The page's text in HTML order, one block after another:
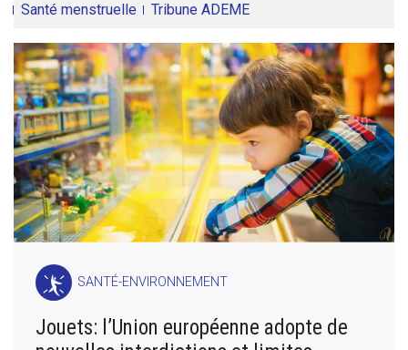
Santé menstruelle Tribune ADEME
SANTÉ-ENVIRONNEMENT
Jouets: l’Union européenne adopte de